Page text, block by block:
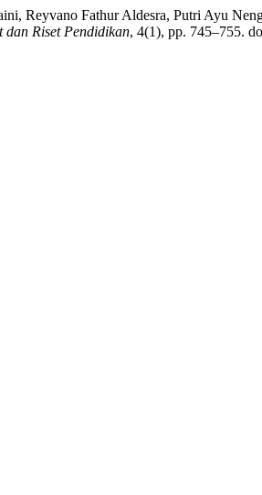
Reyvano Fathur Aldesra, Putri Ayu
Riset Pendidikan, 4(1), pp. 745–755.